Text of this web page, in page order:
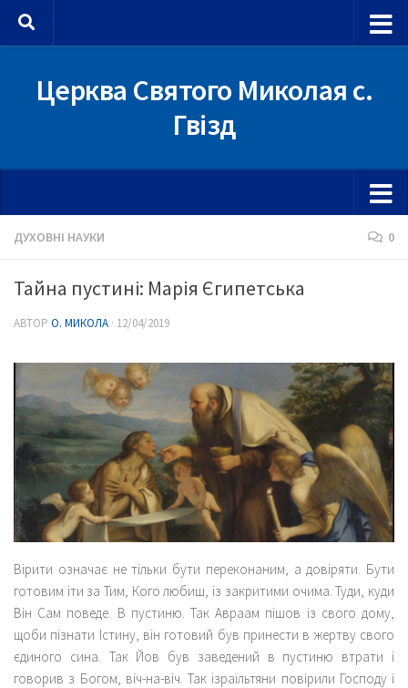
Skip to content
Церква Святого Миколая с.
Гвізд
ДУХОВНІ НАУКИ 0
Тайна пустині: Марія Єгипетська
АВТОР О. МИКОЛА · 12/04/2019
Вірити означає не тільки бути переконаним, а довіряти. Бути
готовим іти за Тим, Кого любиш, із закритими очима. Туди, куди
Він Сам поведе. В пустиню. Так Авраам пішов із свого дому,
щоби пізнати Істину, він готовий був принести в жертву свого
єдиного сина. Так Йов був заведений в пустиню втрати і
говорив з Богом, віч-на-віч. Так ізраїльтяни повірили Господу і